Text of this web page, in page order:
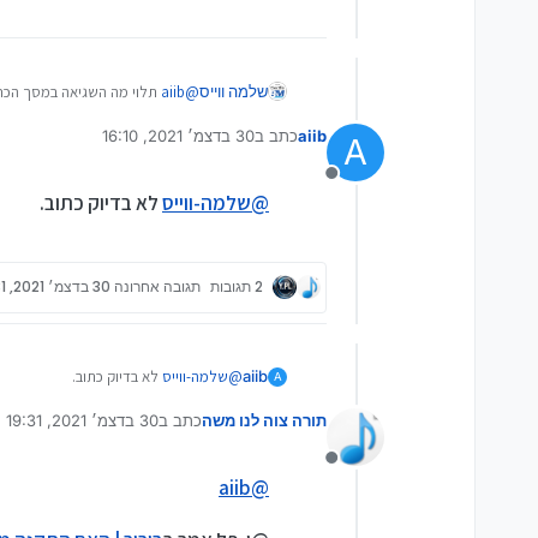
שלמה ווייס@
aiib תלוי מה השגיאה במסך
A
מנותק
aiibכתב ב30 בדצמ׳ 2021, 16:10
נערך לאחרונה על ידי
@שלמה-ווייסלא בדיוק כתוב.
2 תגובות תגובה אחרונה 30 בדצמ׳ 2021, 19:31
A
aiib
@שלמה-ווייס לא בדיוק כתוב.
מנותק
תורה צוה לנו משהכתב ב30 בדצמ׳ 2021, 19:31
נערך לאחרונה על ידי
@
aiib